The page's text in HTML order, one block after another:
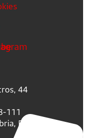
44
111
España.